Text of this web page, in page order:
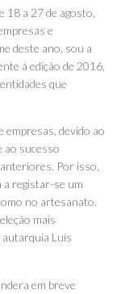
18 a 27 de agosto,
e
deste ano, sou a
à edição de 2016,
que
empresas, devido ao
ao sucesso
Por isso,
a registar-se um
no artesanato.
mais
autarquia Luís
em breve